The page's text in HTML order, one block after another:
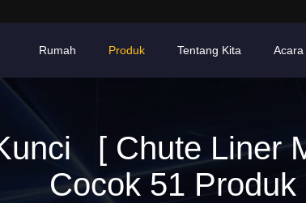
Rumah Produk Tentang Kita Acara
[ Chute Liner
Cocok 51 Produk